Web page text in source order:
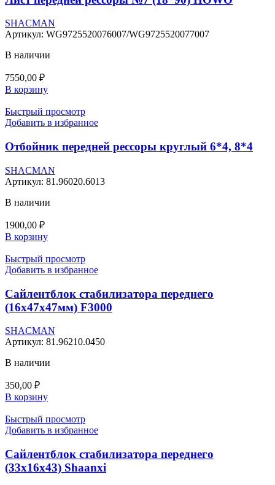
SHACMAN
Артикул: WG9725520076007/WG9725520077007
В наличии
7550,00 ₽
В корзину
Быстрый просмотр
Добавить в избранное
Отбойник передней рессоры круглый 6*4, 8*4
SHACMAN
Артикул: 81.96020.6013
В наличии
1900,00 ₽
В корзину
Быстрый просмотр
Добавить в избранное
Сайлентблок стабилизатора переднего
(16x47x47мм) F3000
SHACMAN
Артикул: 81.96210.0450
В наличии
350,00 ₽
В корзину
Быстрый просмотр
Добавить в избранное
Сайлентблок стабилизатора переднего
(33х16х43) Shaanxi